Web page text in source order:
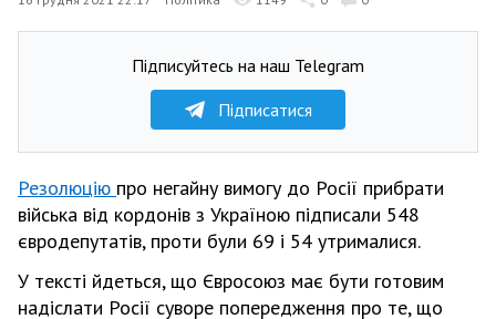
Підписуйтесь на наш Telegram
Підписатися
Резолюцію про негайну вимогу до Росії прибрати
війська від кордонів з Україною підписали 548
євродепутатів, проти були 69 і 54 утрималися.
У тексті йдеться, що Євросоюз має бути готовим
надіслати Росії суворе попередження про те, що